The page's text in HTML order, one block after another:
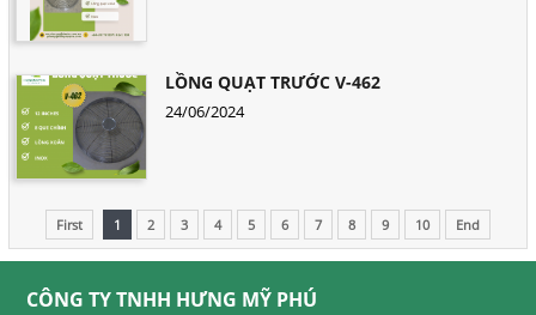
LỒNG QUẠT TRƯỚC V-462
24/06/2024
First 1 2 3 4 5 6 7 8 9 10 End
CÔNG TY TNHH HƯNG MỸ PHÚ